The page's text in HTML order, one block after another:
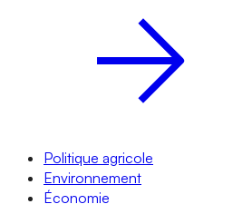
Politique agricole
Environnement
Économie